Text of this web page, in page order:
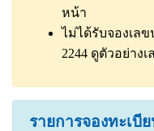
หน้า
ไม่ได้รับจองเลข
2244 ดูตัวอย่าง
รายการจองทะเบี